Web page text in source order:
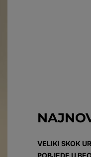
VELIKI SKOK
POBJEDE U